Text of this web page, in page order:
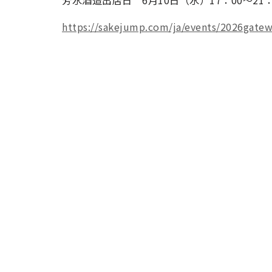
https://sakejump.com/ja/events/